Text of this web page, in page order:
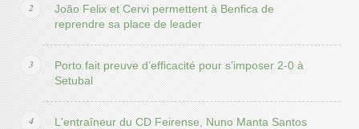
João Felix et Cervi permettent à Benfica de
reprendre sa place de leader
Porto fait preuve d’efficacité pour s’imposer 2-0 à
Setubal
L'entraîneur du CD Feirense, Nuno Manta Santos